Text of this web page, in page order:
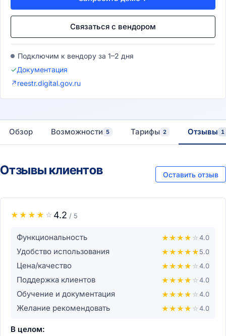
Связаться с вендором
Подключим к вендору за 1–2 дня
✓Документация
↗reestr.digital.gov.ru
Обзор Возможности 5 Тарифы 2 Отзывы 1
Отзывы клиентов Оставить отзыв
★ ★ ★ ★ ☆ 4.2 / 5
Функциональность ★★★★ ☆4.0
Удобство использования ★★★★★5.0
Цена/качество ★★★★ ☆4.0
Поддержка клиентов ★★★★ ☆4.0
Обучение и документация ★★★★ ☆4.0
Желание рекомендовать ★★★★ ☆4.0
В целом: